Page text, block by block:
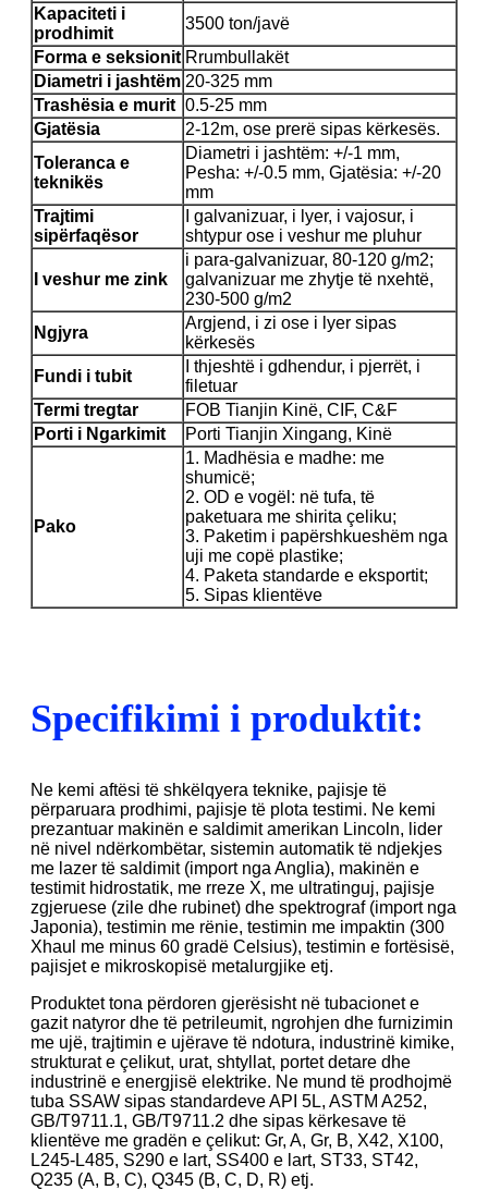
Kapaciteti i
prodhimit
3500 ton/javë
Forma e seksionit Rrumbullakët
Diametri i jashtëm 20-325 mm
Trashësia e murit 0.5-25 mm
Gjatësia
2-12m, ose prerë sipas kërkesës.
Toleranca e
teknikës
Diametri i jashtëm: +/-1 mm,
Pesha: +/-0.5 mm, Gjatësia: +/-20
mm
Trajtimi
sipërfaqësor
I galvanizuar, i lyer, i vajosur, i
shtypur ose i veshur me pluhur
I veshur me zink
i para-galvanizuar, 80-120 g/m2;
galvanizuar me zhytje të nxehtë,
230-500 g/m2
Ngjyra
Argjend, i zi ose i lyer sipas
kërkesës
Fundi i tubit
I thjeshtë i gdhendur, i pjerrët, i
filetuar
Termi tregtar
FOB Tianjin Kinë, CIF, C&F
Porti i Ngarkimit
Porti Tianjin Xingang, Kinë
Pako
1. Madhësia e madhe: me
shumicë;
2. OD e vogël: në tufa, të
paketuara me shirita çeliku;
3. Paketim i papërshkueshëm nga
uji me copë plastike;
4. Paketa standarde e eksportit;
5. Sipas klientëve
Specifikimi i produktit:
Ne kemi aftësi të shkëlqyera teknike, pajisje të
përparuara prodhimi, pajisje të plota testimi. Ne kemi
prezantuar makinën e saldimit amerikan Lincoln, lider
në nivel ndërkombëtar, sistemin automatik të ndjekjes
me lazer të saldimit (import nga Anglia), makinën e
testimit hidrostatik, me rreze X, me ultratinguj, pajisje
zgjeruese (zile dhe rubinet) dhe spektrograf (import nga
Japonia), testimin me rënie, testimin me impaktin (300
Xhaul me minus 60 gradë Celsius), testimin e fortësisë,
pajisjet e mikroskopisë metalurgjike etj.
Produktet tona përdoren gjerësisht në tubacionet e
gazit natyror dhe të petrileumit, ngrohjen dhe furnizimin
me ujë, trajtimin e ujërave të ndotura, industrinë kimike,
strukturat e çelikut, urat, shtyllat, portet detare dhe
industrinë e energjisë elektrike. Ne mund të prodhojmë
tuba SSAW sipas standardeve API 5L, ASTM A252,
GB/T9711.1, GB/T9711.2 dhe sipas kërkesave të
klientëve me gradën e çelikut: Gr, A, Gr, B, X42, X100,
L245-L485, S290 e lart, SS400 e lart, ST33, ST42,
Q235 (A, B, C), Q345 (B, C, D, R) etj.